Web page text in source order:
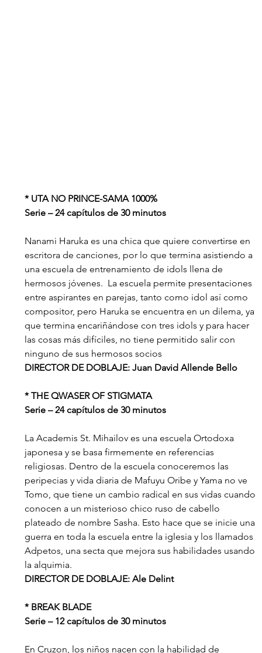
* UTA NO PRINCE-SAMA 1000%
Serie – 24 capítulos de 30 minutos
Nanami Haruka es una chica que quiere convertirse en
escritora de canciones, por lo que termina asistiendo a
una escuela de entrenamiento de idols llena de
hermosos jóvenes.  La escuela permite presentaciones
entre aspirantes en parejas, tanto como idol así como
compositor, pero Haruka se encuentra en un dilema, ya
que termina encariñándose con tres idols y para hacer
las cosas más difíciles, no tiene permitido salir con
ninguno de sus hermosos socios
DIRECTOR DE DOBLAJE: Juan David Allende Bello
* THE QWASER OF STIGMATA
Serie – 24 capítulos de 30 minutos
La Academis St. Mihailov es una escuela Ortodoxa
japonesa y se basa firmemente en referencias
religiosas. Dentro de la escuela conoceremos las
peripecias y vida diaria de Mafuyu Oribe y Yama no ve
Tomo, que tiene un cambio radical en sus vidas cuando
conocen a un misterioso chico ruso de cabello
plateado de nombre Sasha. Esto hace que se inicie una
guerra en toda la escuela entre la iglesia y los llamados
Adpetos, una secta que mejora sus habilidades usando
la alquimia.
DIRECTOR DE DOBLAJE: Ale Delint
* BREAK BLADE
Serie – 12 capítulos de 30 minutos
En Cruzon, los niños nacen con la habilidad de